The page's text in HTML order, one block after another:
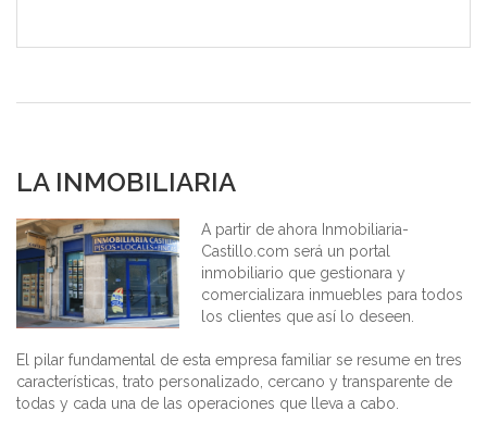
LA INMOBILIARIA
A partir de ahora Inmobiliaria-
Castillo.com será un portal
inmobiliario que gestionara y
comercializara inmuebles para todos
los clientes que así lo deseen.
El pilar fundamental de esta empresa familiar se resume en tres
características, trato personalizado, cercano y transparente de
todas y cada una de las operaciones que lleva a cabo.